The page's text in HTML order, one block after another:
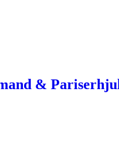
& Pariserhjul